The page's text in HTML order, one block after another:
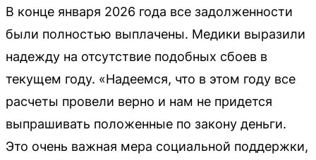
В конце января 2026 года все задолженности
были полностью выплачены. Медики выразили
надежду на отсутствие подобных сбоев в
текущем году. «Надеемся, что в этом году все
расчеты провели верно и нам не придется
выпрашивать положенные по закону деньги.
Это очень важная мера социальной поддержки,